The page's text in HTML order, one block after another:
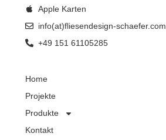
Apple Karten
info(at)fliesendesign-schaefer.com
+49 151 61105285
Home
Projekte
Produkte
Kontakt